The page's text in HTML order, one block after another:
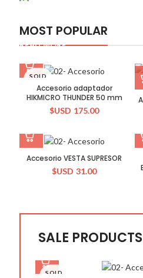
SALE PRODUCTS
SOLD
MOST POPULAR
SOLD
Accesorio adaptador
HIKMICRO THUNDER 50 mm
$USD 175.00
Accesorio VESTA SUPRESOR
$USD 31.00
READ MORE